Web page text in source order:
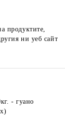
продуктите,
ни уеб сайт
- гуано